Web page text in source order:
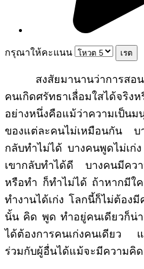
กรุณาให้คะแนน
สงสัยมานานว่าการสอนโ
คนเกิดศรัทธาเลื่อมใสได้จริง
อย่างหนึ่งคือแม้ว่าความเป็น
ของแต่ละคนไม่เหมือนกัน
กลับทำไม่ได้ บางคนพูดไม่เก่
เขากลับทำได้ดี บางคนมีค
หรือทำ ก็ทำไม่ได้ ถ้าหากมีใ
ทำงานได้เก่ง โลกนี้ก็ไม่ต้อง
นั้น คิด พูด ทำอยู่คนเดียวก็น่
ได้ต้องการคนเก่งคนเดียว
ร่วมกับผู้อื่นได้แม้จะมีความคิ